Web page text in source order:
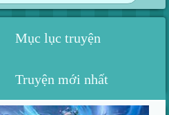
Mục lục truyện
Truyện mới nhất